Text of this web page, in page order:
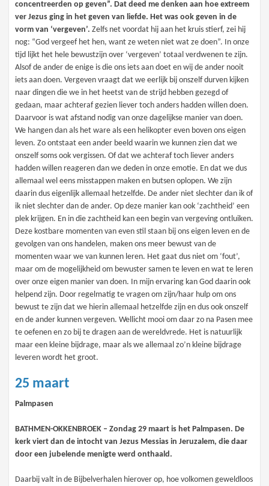
concentreerden op geven”. Dat deed me denken aan hoe extreem
ver Jezus ging in het geven van liefde. Het was ook geven in de
vorm van ‘vergeven’. Zelfs net voordat hij aan het kruis stierf, zei hij
nog: “God vergeef het hen, want ze weten niet wat ze doen”. In onze
tijd lijkt het hele bewustzijn over ‘vergeven’ totaal verdwenen te zijn.
Alsof de ander de enige is die ons iets aan doet en wij de ander nooit
iets aan doen. Vergeven vraagt dat we eerlijk bij onszelf durven kijken
naar dingen die we in het heetst van de strijd hebben gezegd of
gedaan, maar achteraf gezien liever toch anders hadden willen doen.
Daarvoor is wat afstand nodig van onze dagelijkse manier van doen.
We hangen dan als het ware als een helikopter even boven ons eigen
leven. Zo ontstaat een ander beeld waarin we kunnen zien dat we
onszelf soms ook vergissen. Of dat we achteraf toch liever anders
hadden willen reageren dan we deden in onze emotie. En dat we dus
allemaal wel eens misstappen maken en butsen oplopen. We zijn
daarin dus eigenlijk allemaal hetzelfde. De ander niet slechter dan ik of
ik niet slechter dan de ander. Op deze manier kan ook ‘zachtheid’ een
plek krijgen. En in die zachtheid kan een begin van vergeving ontluiken.
Deze kostbare momenten van even stil staan bij ons eigen leven en de
gevolgen van ons handelen, maken ons meer bewust van de
momenten waar we van kunnen leren. Het gaat dus niet om ‘fout’,
maar om de mogelijkheid om bewuster samen te leven en wat te leren
over onze eigen manier van doen. In mijn ervaring kan God daarin ook
helpend zijn. Door regelmatig te vragen om zijn/haar hulp om ons
bewust te zijn dat we hierin allemaal hetzelfde zijn en dus ook onszelf
en de ander kunnen vergeven. Wellicht mooi om daar zo na Pasen mee
te oefenen en zo bij te dragen aan de wereldvrede. Het is natuurlijk
maar een kleine bijdrage, maar als we allemaal zo’n kleine bijdrage
leveren wordt het groot.
25 maart
Palmpasen
BATHMEN-OKKENBROEK – Zondag 29 maart is het Palmpasen. De
kerk viert dan de intocht van Jezus Messias in Jeruzalem, die daar
door een jubelende menigte werd onthaald.
Daarbij valt in de Bijbelverhalen hierover op, hoe volkomen geweldloos